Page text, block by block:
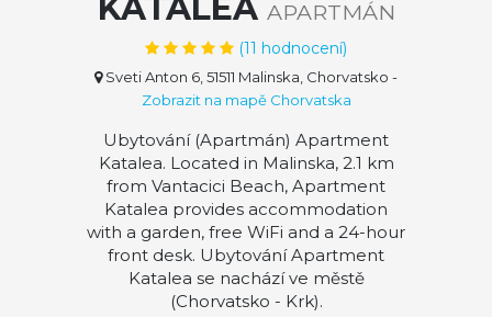
KATALEA APARTMÁN
(11 hodnocení)
Sveti Anton 6, 51511 Malinska, Chorvatsko -
Zobrazit na mapě Chorvatska
Ubytování (Apartmán) Apartment
Katalea. Located in Malinska, 2.1 km
from Vantacici Beach, Apartment
Katalea provides accommodation
with a garden, free WiFi and a 24-hour
front desk. Ubytování Apartment
Katalea se nachází ve městě
(Chorvatsko - Krk).